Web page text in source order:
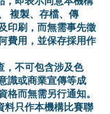
複製、存檔、傳
印刷，而無需事先徵
費用，並保存採用作
，不可包含涉及色
識或商業宣傳等成
而無需另行通知。
料只作本機構比賽聯